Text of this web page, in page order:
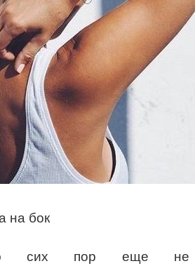
на бок
сих пор еще не